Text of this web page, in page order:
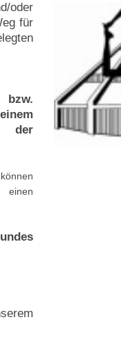
oder
für
der
können
einen